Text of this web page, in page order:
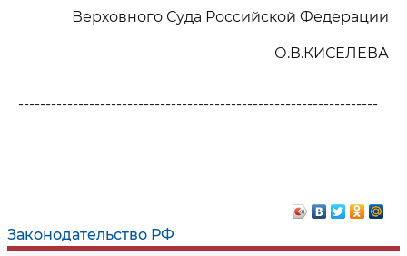
Законодательство РФ
Верховного Суда Российской Федерации
О.В.КИСЕЛЕВА
------------------------------------------------------------------